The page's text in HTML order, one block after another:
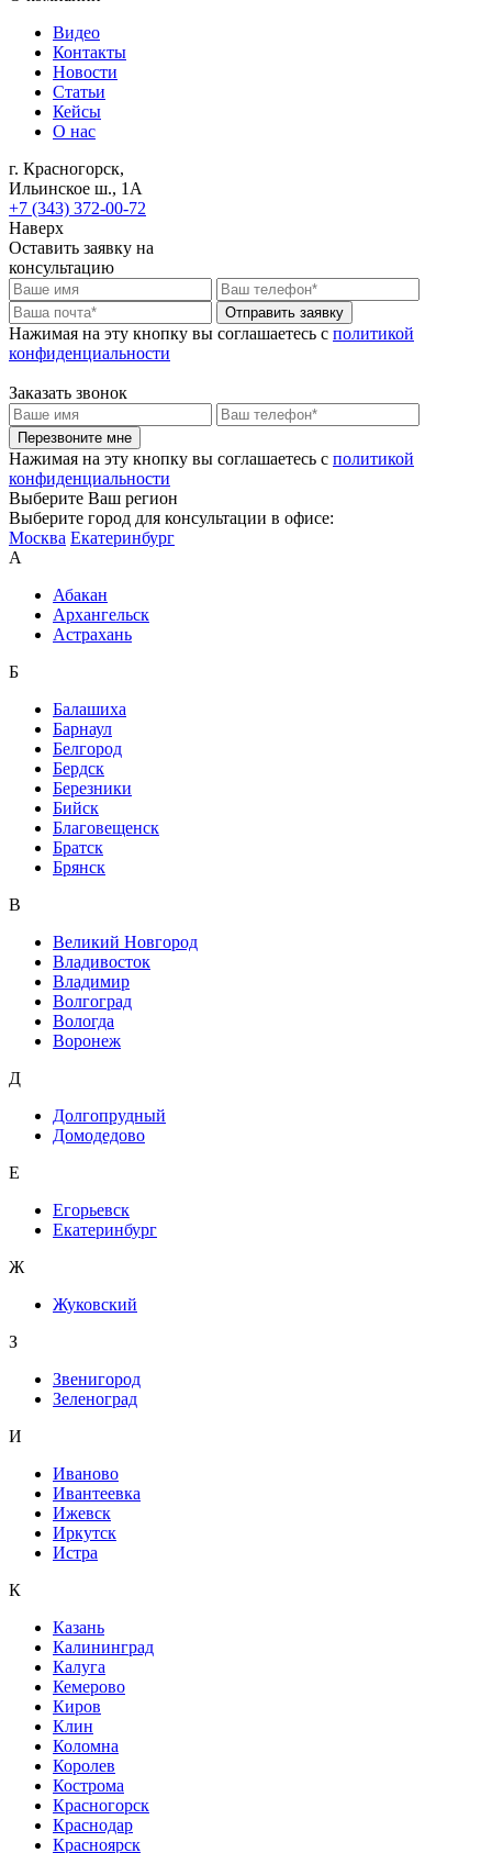
Видео
Контакты
Новости
Статьи
Кейсы
О нас
г. Красногорск,
Ильинское ш., 1А
+7 (343) 372-00-72
Наверх
Оставить заявку на
консультацию
Отправить заявку
Нажимая на эту кнопку вы соглашаетесь c политикой
конфиденциальности
Заказать звонок
Перезвоните мне
Нажимая на эту кнопку вы соглашаетесь c политикой
конфиденциальности
Выберите Ваш регион
Выберите город для консультации в офисе:
Москва Екатеринбург
А
Абакан
Архангельск
Астрахань
Б
Балашиха
Барнаул
Белгород
Бердск
Березники
Бийск
Благовещенск
Братск
Брянск
В
Великий Новгород
Владивосток
Владимир
Волгоград
Вологда
Воронеж
Д
Долгопрудный
Домодедово
Е
Егорьевск
Екатеринбург
Ж
Жуковский
З
Звенигород
Зеленоград
И
Иваново
Ивантеевка
Ижевск
Иркутск
Истра
К
Казань
Калининград
Калуга
Кемерово
Киров
Клин
Коломна
Королев
Кострома
Красногорск
Краснодар
Красноярск